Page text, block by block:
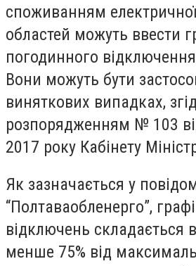
споживанням електричної
областей можуть ввести
погодинного відключення
Вони можуть бути
виняткових випадках,
розпорядженням № 103
2017 року Кабінету
Як зазначається у
“Полтаваобленерго”,
відключень складається
менше 75% від